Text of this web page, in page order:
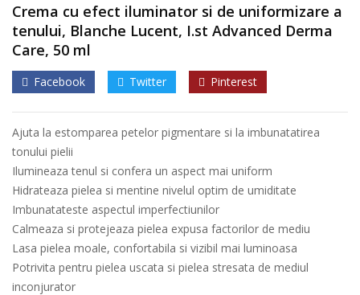
Crema cu efect iluminator si de uniformizare a
tenului, Blanche Lucent, I.st Advanced Derma
Care, 50 ml
Facebook Twitter Pinterest
Ajuta la estomparea petelor pigmentare si la imbunatatirea
tonului pielii
Ilumineaza tenul si confera un aspect mai uniform
Hidrateaza pielea si mentine nivelul optim de umiditate
Imbunatateste aspectul imperfectiunilor
Calmeaza si protejeaza pielea expusa factorilor de mediu
Lasa pielea moale, confortabila si vizibil mai luminoasa
Potrivita pentru pielea uscata si pielea stresata de mediul
inconjurator